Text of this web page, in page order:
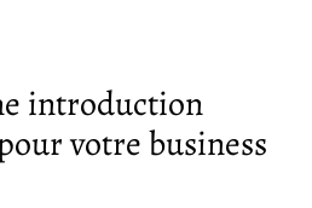
introduction
votre business